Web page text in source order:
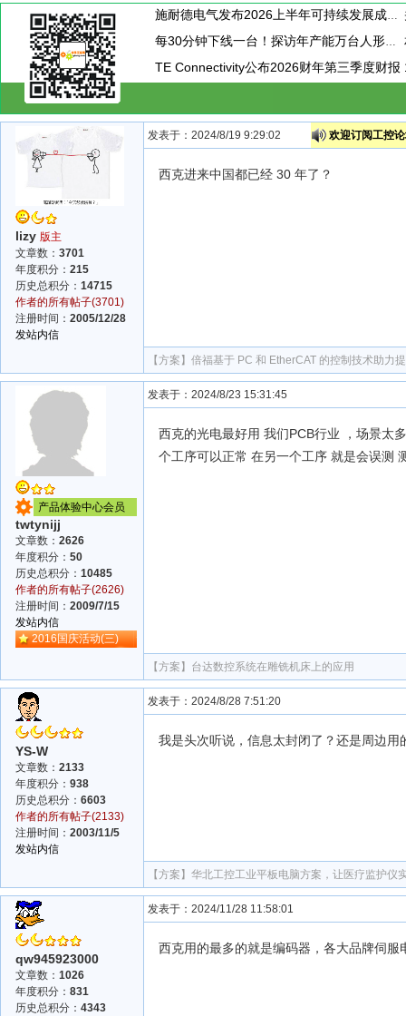
施耐德电气发布2026上半年可持续发展成绩单 "Impact 2030"路线图开局稳健
每30分钟下线一台！探访年产能万台人形机器人工厂
TE Connectivity公布2026财年第三季度财报
lizy 版主
文章数： 3701
年度积分： 215
历史总积分： 14715
作者的所有帖子(3701)
注册时间： 2005/12/28
发站内信
发表于：2024/8/19 9:29:02 欢迎订阅工控
西克进来中国都已经 30 年了？
【方案】 倍福基于 PC 和 EtherCAT 的控制技术助力
产品体验中心会员
twtynijj
文章数： 2626
年度积分： 50
历史总积分： 10485
作者的所有帖子(2626)
注册时间： 2009/7/15
发站内信
2016国庆活动(三)
发表于：2024/8/23 15:31:45
西克的光电最好用 我们PCB行业 ，场景太
个工序可以正常 在另一个工序 就是会误测
【方案】 台达数控系统在雕铣机床上的应用
YS-W
文章数： 2133
年度积分： 938
历史总积分： 6603
作者的所有帖子(2133)
注册时间： 2003/11/5
发站内信
发表于：2024/8/28 7:51:20
我是头次听说，信息太封闭了？还是周边用
【方案】 华北工控工业平板电脑方案，让医疗监护仪
qw945923000
文章数： 1026
年度积分： 831
历史总积分： 4343
发表于：2024/11/28 11:58:01
西克用的最多的就是编码器，各大品牌伺